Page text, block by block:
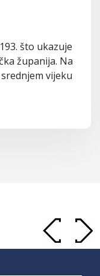
što ukazuje
županija. Na
vijeku